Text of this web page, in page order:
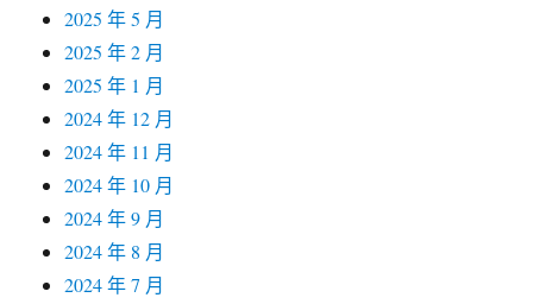
2025 年 5 月
2025 年 2 月
2025 年 1 月
2024 年 12 月
2024 年 11 月
2024 年 10 月
2024 年 9 月
2024 年 8 月
2024 年 7 月